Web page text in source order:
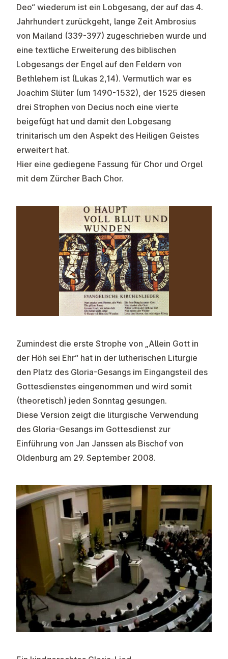
Deo“ wiederum ist ein Lobgesang, der auf das 4.
Jahrhundert zurückgeht, lange Zeit Ambrosius
von Mailand (339-397) zugeschrieben wurde und
eine textliche Erweiterung des biblischen
Lobgesangs der Engel auf den Feldern von
Bethlehem ist (Lukas 2,14). Vermutlich war es
Joachim Slüter (um 1490-1532), der 1525 diesen
drei Strophen von Decius noch eine vierte
beigefügt hat und damit den Lobgesang
trinitarisch um den Aspekt des Heiligen Geistes
erweitert hat.
Hier eine gediegene Fassung für Chor und Orgel
mit dem Zürcher Bach Chor.
Zumindest die erste Strophe von „Allein Gott in
der Höh sei Ehr“ hat in der lutherischen Liturgie
den Platz des Gloria-Gesangs im Eingangsteil des
Gottesdienstes eingenommen und wird somit
(theoretisch) jeden Sonntag gesungen.
Diese Version zeigt die liturgische Verwendung
des Gloria-Gesangs im Gottesdienst zur
Einführung von Jan Janssen als Bischof von
Oldenburg am 29. September 2008.